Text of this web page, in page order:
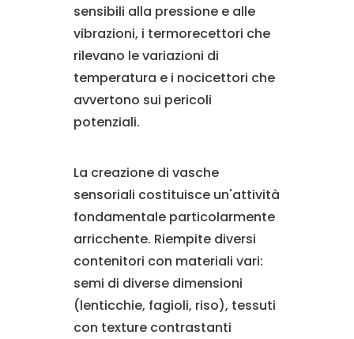
sensibili alla pressione e alle
vibrazioni, i termorecettori che
rilevano le variazioni di
temperatura e i nocicettori che
avvertono sui pericoli
potenziali.
La creazione di vasche
sensoriali costituisce un'attività
fondamentale particolarmente
arricchente. Riempite diversi
contenitori con materiali vari:
semi di diverse dimensioni
(lenticchie, fagioli, riso), tessuti
con texture contrastanti